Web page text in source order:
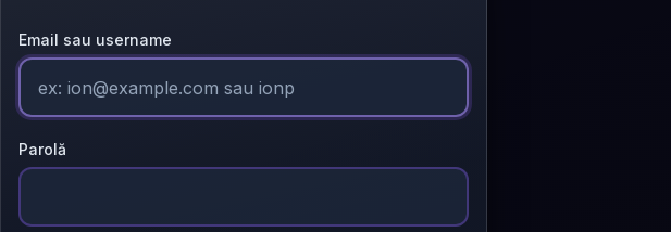
Email sau username
Parolă